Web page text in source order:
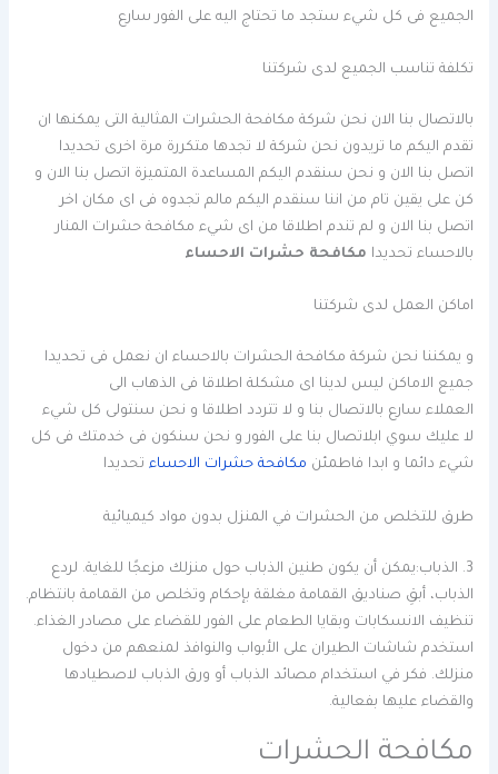
الجميع فى كل شيء ستجد ما تحتاج اليه على الفور سارع
تكلفة تناسب الجميع لدى شركتنا
بالاتصال بنا الان نحن شركة مكافحة الحشرات المثالية التى يمكنها ان
تقدم اليكم ما تريدون نحن شركة لا تجدها متكررة مرة اخرى تحديدا
اتصل بنا الان و نحن سنقدم اليكم المساعدة المتميزة اتصل بنا الان و
كن على يقين تام من اننا سنقدم اليكم مالم تجدوه فى اى مكان اخر
اتصل بنا الان و لم تندم اطلاقا من اى شيء مكافحة حشرات المنار
بالاحساء تحديدا مكافحة حشرات الاحساء
اماكن العمل لدى شركتنا
و يمكننا نحن شركة مكافحة الحشرات بالاحساء ان نعمل فى تحديدا
جميع الاماكن ليس لدينا اى مشكلة اطلاقا فى الذهاب الى
العملاء سارع بالاتصال بنا و لا تتردد اطلاقا و نحن سنتولى كل شيء
لا عليك سوي ابلاتصال بنا على الفور و نحن سنكون فى خدمتك فى كل
شيء دائما و ابدا فاطمئن مكافحة حشرات الاحساء تحديدا
طرق للتخلص من الحشرات في المنزل بدون مواد كيميائية
3. الذباب:يمكن أن يكون طنين الذباب حول منزلك مزعجًا للغاية. لردع
الذباب، أبقِ صناديق القمامة مغلقة بإحكام وتخلص من القمامة بانتظام.
تنظيف الانسكابات وبقايا الطعام على الفور للقضاء على مصادر الغذاء.
استخدم شاشات الطيران على الأبواب والنوافذ لمنعهم من دخول
منزلك. فكر في استخدام مصائد الذباب أو ورق الذباب لاصطيادها
والقضاء عليها بفعالية.
مكافحة الحشرات